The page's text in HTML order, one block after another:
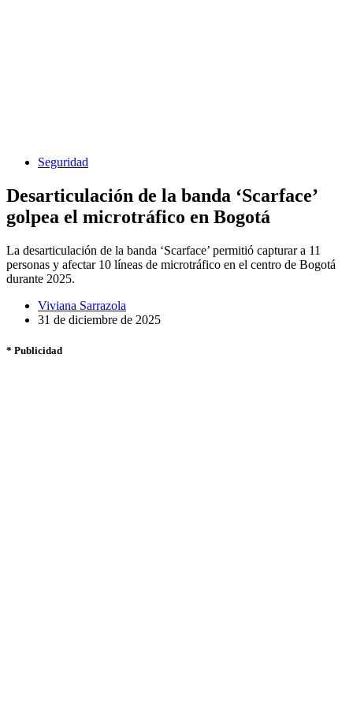
Seguridad
Desarticulación de la banda ‘Scarface’
golpea el microtráfico en Bogotá
La desarticulación de la banda ‘Scarface’ permitió capturar a 11
personas y afectar 10 líneas de microtráfico en el centro de Bogotá
durante 2025.
Viviana Sarrazola
31 de diciembre de 2025
* Publicidad